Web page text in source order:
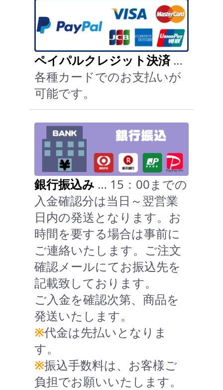
ペイパルクレジット決済…
各種カードでのお支払いが
可能です。
銀行振込み … 15：00までの
入金確認分は当日～翌営業
日内の発送となります。お
時間を要する場合は事前に
ご連絡いたします。ご注文
確認メールにてお振込先を
記載致しております。
ご入金を確認次第、商品を
発送いたします。
※代金は先払いとなりま
す。
※振込手数料は、お客様ご
負担でお願いいたします。